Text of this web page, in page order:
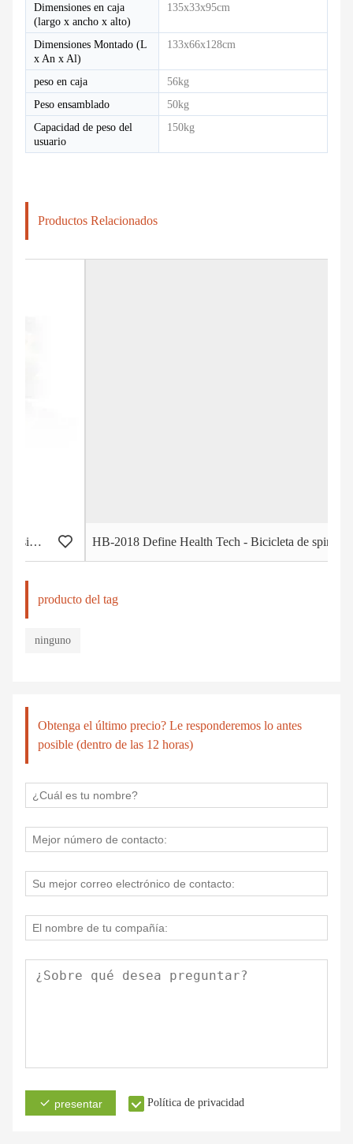
Dimensiones en caja
(largo x ancho x alto)
135x33x95cm
Dimensiones Montado (L
x An x Al)
133x66x128cm
peso en caja
56kg
Peso ensamblado
50kg
Capacidad de peso del
usuario
150kg
Productos Relacionados
HB-2018 Define Health Tech - Bicicleta de spinning Group Cycle Connect
producto del tag
ninguno
Obtenga el último precio? Le responderemos lo antes
posible (dentro de las 12 horas)
presentar Política de privacidad